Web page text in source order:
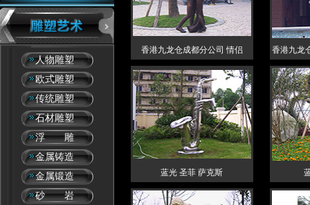
人物雕塑
欧式雕塑
传统雕塑
石材雕塑
浮 雕
金属铸造
金属锻造
砂 岩
香港九龙仓成都分公司 情侣 香港九龙
蓝光 圣菲 萨克斯